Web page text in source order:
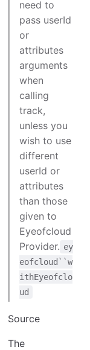
need to
pass userId
or
attributes
arguments
when
calling
track,
unless you
wish to use
different
userId or
attributes
than those
given to
Eyeofcloud
Provider. ey
eofcloud``w
ithEyeofclo
ud
Source
The